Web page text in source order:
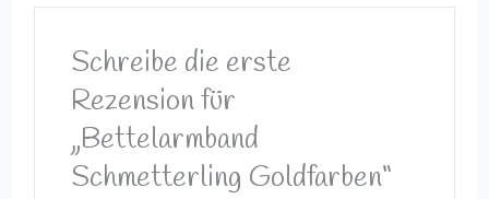
Schreibe die erste
Rezension für
„Bettelarmband
Schmetterling Goldfarben“